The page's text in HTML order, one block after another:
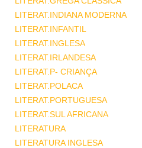
LITERAT.INDIANA MODERNA
LITERAT.INFANTIL
LITERAT.INGLESA
LITERAT.IRLANDESA
LITERAT.P- CRIANÇA
LITERAT.POLACA
LITERAT.PORTUGUESA
LITERAT.SUL AFRICANA
LITERATURA
LITERATURA INGLESA